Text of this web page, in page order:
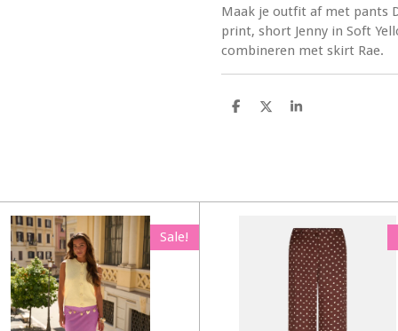
Maak je outfit af met pants
print, short Jenny in Soft
combineren met skirt Rae.
D
D
S
Sale!